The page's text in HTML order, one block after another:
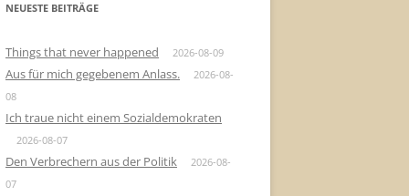
NEUESTE BEITRÄGE
Things that never happened 2026-08-09
Aus für mich gegebenem Anlass.
2026-08-
08
Ich traue nicht einem Sozialdemokraten
2026-08-07
Den Verbrechern aus der Politik
2026-08-
07